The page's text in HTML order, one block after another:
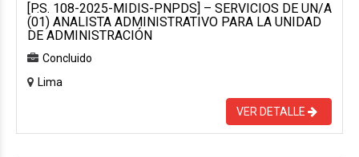
[P.S. 108-2025-MIDIS-PNPDS] – SERVICIOS DE UN/A
(01) ANALISTA ADMINISTRATIVO PARA LA UNIDAD
DE ADMINISTRACIÓN
Concluido
Lima
VER DETALLE